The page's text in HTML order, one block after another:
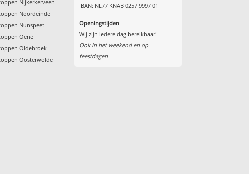
Nijkerkerveen
Noordeinde
Nunspeet
Oene
Oldebroek
Oosterwolde
IBAN: NL77 KNAB 0257 9997 01
Openingstijden
Wij zijn iedere dag bereikbaar!
Ook in het weekend en op
feestdagen